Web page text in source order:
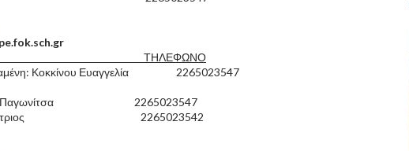
ΤΗΛΕΦΩΝΟ
Κοκκίνου Ευαγγελία 2265023547
Παγωνίτσα 2265023547
Δημήτριος 2265023542